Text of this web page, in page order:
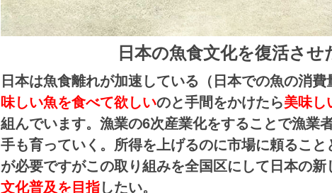
日本の魚食文化を復活させ
日本は魚食離れが加速している（日本での魚の消費
味しい魚を食べて欲しいのと手間をかけたら美味し
組んでいます。 漁業の6次産業化をすることで漁業
手も育っていく。 所得を上げるのに市場に頼るこ
が必要ですがこの取り組みを全国区にして日本の新
文化普及を目指したい。